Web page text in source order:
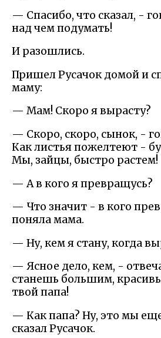
— Спасибо, что сказал, -
над чем подумать!
И разошлись.
Пришел Русачок домой и
маму:
— Мам! Скоро я вырасту?
— Скоро, скоро, сынок, -
Как листья пожелтеют -
Мы, зайцы, быстро растем!
— А в кого я превращусь?
— Что значит - в кого
поняла мама.
— Ну, кем я стану, когда
— Ясное дело, кем, -
станешь большим,
твой папа!
— Как папа? Ну, это мы
сказал Русачок.